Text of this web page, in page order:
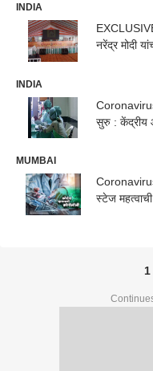
INDIA
नरेंद्र मोदी
INDIA
सुरु : केंद्रीय
MUMBAI
Coronavirus
स्टेज महत्वाची
1